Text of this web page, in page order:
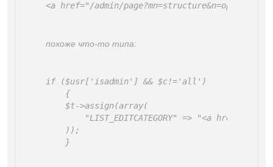
<a href="/admin/
похоже что-то типа:
if ($usr['isadmin'] && $c!='all')
{
$t->assign(array(
"LIST_EDITCATEGORY" => "<a
));
}